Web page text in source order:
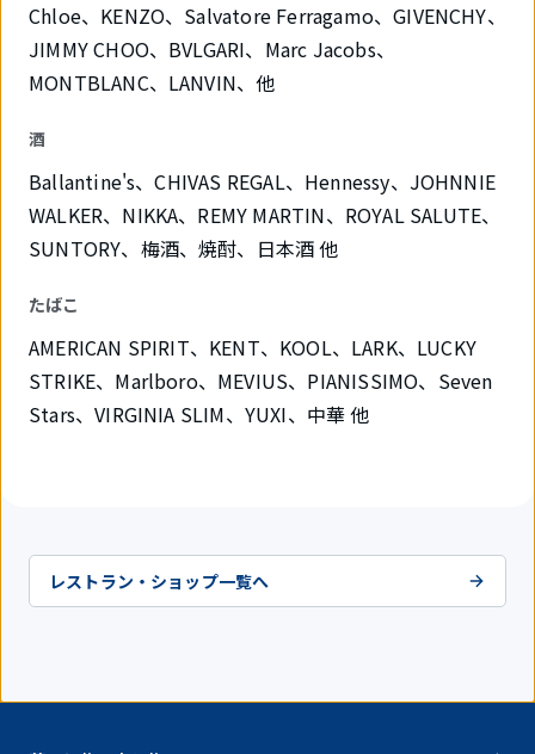
Chloe、KENZO、Salvatore Ferragamo、GIVENCHY、
JIMMY CHOO、BVLGARI、Marc Jacobs、
MONTBLANC、LANVIN、他
酒
Ballantine's、CHIVAS REGAL、Hennessy、JOHNNIE
WALKER、NIKKA、REMY MARTIN、ROYAL SALUTE、
SUNTORY、梅酒、焼酎、日本酒 他
たばこ
AMERICAN SPIRIT、KENT、KOOL、LARK、LUCKY
STRIKE、Marlboro、MEVIUS、PIANISSIMO、Seven
Stars、VIRGINIA SLIM、YUXI、中華 他
レストラン・ショップ一覧へ